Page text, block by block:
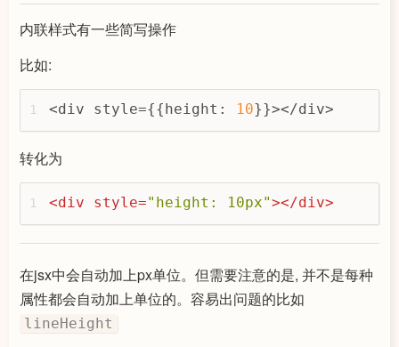
内联样式有一些简写操作
比如:
1 <div style={{ height : 10}}></div>
转化为
1 <div style="height: 10px"></div>
在jsx中会自动加上px单位。但需要注意的是, 并不是每种
属性都会自动加上单位的。容易出问题的比如
lineHeight